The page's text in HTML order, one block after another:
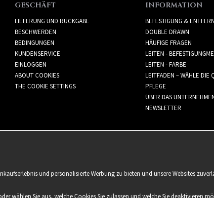
GESCHÄFT
LIEFERUNG UND RÜCKGABE
BESCHWERDEN
BEDINGUNGEN
KUNDENSERVICE
EINLOGGEN
ABOUT COOKIES
THE COOKIE SETTINGS
INFORMATION
BEFESTIGUNG &
DOUBLE DRAWN
HÄUFIGE FRAGEN
LEITEN -
LEITEN - FARBE
LEITFADEN – WÄHLE DIE
PFLEGE
ÜBER DAS
NEWSLETTER
und personalisierte Werbung zu bieten und unsere Websites
wählen Sie aus, welche Cookies Sie zulassen und welche Sie deaktivieren